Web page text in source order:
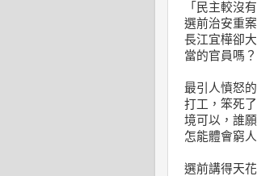
「民主較沒
選前治安重
長江宜樺卻
當的官員嗎
最引人憤怒
打工，笨死
境可以，誰
怎能體會窮
選前講得天